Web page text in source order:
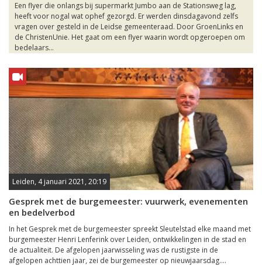
Een flyer die onlangs bij supermarkt Jumbo aan de Stationsweg lag,
heeft voor nogal wat ophef gezorgd. Er werden dinsdagavond zelfs
vragen over gesteld in de Leidse gemeenteraad. Door GroenLinks en
de ChristenUnie. Het gaat om een flyer waarin wordt opgeroepen om
bedelaars...
Leiden, 4 januari 2021, 20:19
Gesprek met de burgemeester: vuurwerk, evenementen
en bedelverbod
In het Gesprek met de burgemeester spreekt Sleutelstad elke maand met
burgemeester Henri Lenferink over Leiden, ontwikkelingen in de stad en
de actualiteit. De afgelopen jaarwisseling was de rustigste in de
afgelopen achttien jaar, zei de burgemeester op nieuwjaarsdag....